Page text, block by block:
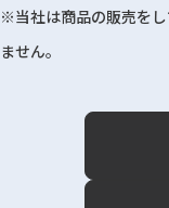
※当社は商品の販売を
ません。